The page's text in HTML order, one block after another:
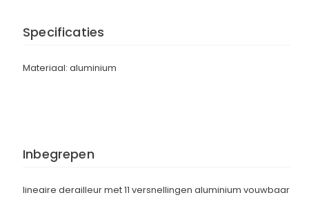
Specificaties
Materiaal: aluminium
Inbegrepen
lineaire derailleur met 11 versnellingen aluminium vouwbaar